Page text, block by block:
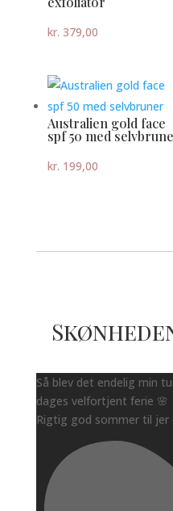
kr. 379,00
Australien gold face
spf 50 med
kr. 199,00
Så blev det endelig min
dages velfortjent ferie 🌸
Rigtig god sommer til